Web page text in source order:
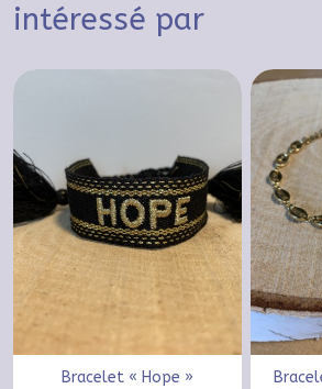
intéressé par
Bracelet « Hope »